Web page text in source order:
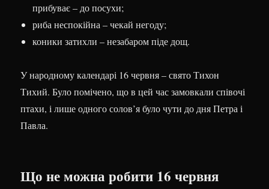
прибуває – до посухи;
риба неспокійна – чекай негоду;
коники затихли – незабаром піде дощ.
У народному календарі 16 червня – свято Тихон
Тихий. Було помічено, що в цей час замовкали співочі
птахи, і лише одного солов’я було чути до дня Петра і
Павла.
Що не можна робити 16 червня